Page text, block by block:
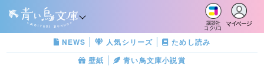
講談社
コクリコ
マイページ
NEWS 人気シリーズ
ためし読み
壁紙
青い鳥文庫小説賞